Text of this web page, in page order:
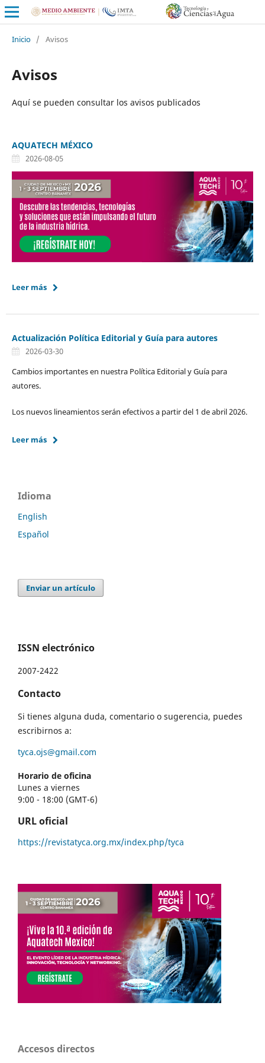
Inicio / Avisos
Avisos
Aquí se pueden consultar los avisos publicados
AQUATECH MÉXICO
2026-08-05
Leer más
Actualización Política Editorial y Guía para autores
2026-03-30
Cambios importantes en nuestra Política Editorial y Guía para
autores.
Los nuevos lineamientos serán efectivos a partir del 1 de abril 2026.
Leer más
Idioma
English
Español
Enviar un artículo
ISSN electrónico
2007-2422
Contacto
Si tienes alguna duda, comentario o sugerencia, puedes
escribirnos a:
tyca.ojs@gmail.com
Horario de oficina
Lunes a viernes
9:00 - 18:00 (GMT-6)
URL oficial
https://revistatyca.org.mx/index.php/tyca
Accesos directos